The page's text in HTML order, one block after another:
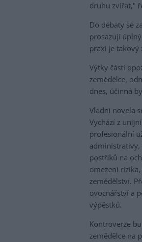
druhu zvířat,"
Do debaty se
prosazují
praxi je takový
Výtky části
zemědělce,
dnes, účinná
Vládní novela
Vychází z
profesionální
postřiků na
omezení
zemědělství.
ovocnářství a
výpěstků.
Kontroverze
zemědělce na